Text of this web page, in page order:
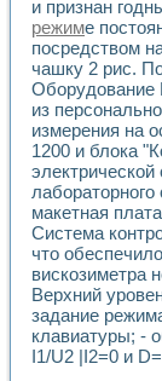
и признан
режиме
посредством
чашку 2 рис.
Оборудование
из
измерения на
1200 и блока
макетная
Система
что
вискозиметра
Верхний
задание
клавиатуры; -
I1/U2 |I2=0 и